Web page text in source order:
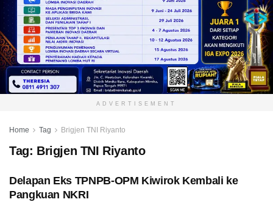
ADVERTISEMENT
Home Tag Brigjen TNI Riyanto
Tag: Brigjen TNI Riyanto
Delapan Eks TPNPB-OPM Kiwirok Kembali ke
Pangkuan NKRI